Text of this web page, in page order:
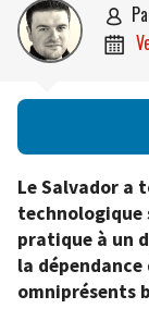


Le Salvador a
technologique
pratique à un
la
omniprésents